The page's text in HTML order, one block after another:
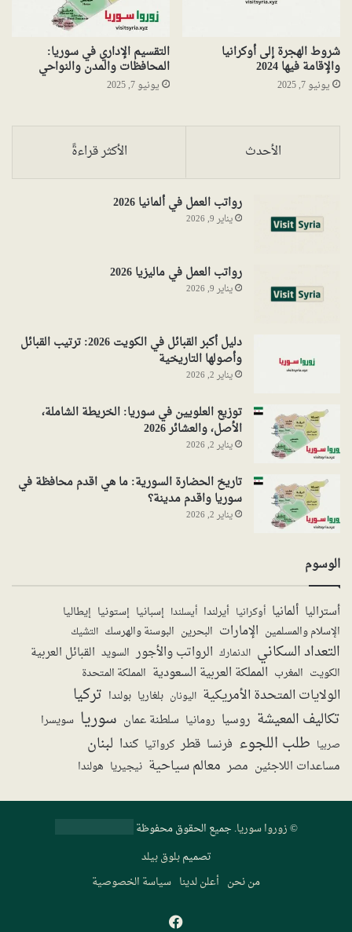
شروط الهجرة إلى أوكرانيا
والإقامة فيها 2024
يونيو 7, 2025
التقسيم الإداري في سوريا:
المحافظات والمدن والنواحي
يونيو 7, 2025
الأحدث الأكثر قراءةً
رواتب العمل في ألمانيا 2026
يناير 9, 2026
رواتب العمل في ماليزيا 2026
يناير 9, 2026
دليل أكبر القبائل في الكويت 2026: ترتيب القبائل
وأصولها التاريخية
يناير 2, 2026
توزيع العلويين في سوريا: الخريطة الشاملة،
الأصل، والعشائر 2026
يناير 2, 2026
تاريخ الحضارة السورية: ما هي اقدم محافظة في
سوريا واقدم مدينة؟
يناير 2, 2026
الوسوم
أستراليا ألمانيا أوكرانيا أيرلندا أيسلندا إسبانيا إستونيا إيطاليا
الإسلام والمسلمين الإمارات البحرين البوسنة والهرسك التشيك
التعداد السكاني الدنمارك الرواتب والأجور السويد القبائل العربية
الكويت المغرب المملكة العربية السعودية المملكة المتحدة
الولايات المتحدة الأمريكية اليونان بلغاريا بولندا تركيا
تكاليف المعيشة روسيا رومانيا سلطنة عمان سوريا سويسرا
صربيا طلب اللجوء فرنسا قطر كرواتيا كندا لبنان
مساعدات اللاجئين مصر معالم سياحية نيجيريا هولندا
©زوروا سوريا. جميع الحقوق محفوظة
تصميمبلوق بيلد
من نحن أعلن لدينا سياسة الخصوصية
فيسبوك